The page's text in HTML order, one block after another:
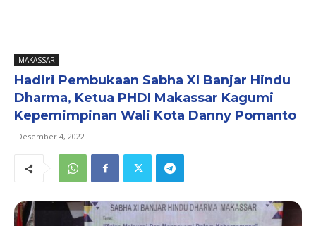
MAKASSAR
Hadiri Pembukaan Sabha XI Banjar Hindu
Dharma, Ketua PHDI Makassar Kagumi
Kepemimpinan Wali Kota Danny Pomanto
Desember 4, 2022